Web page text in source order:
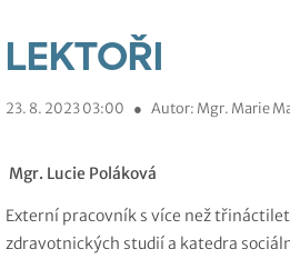
LEKTOŘI
23. 8. 2023 03:00 ● Autor: Mgr. Marie
Mgr. Lucie Poláková
Externí pracovník s více než
zdravotnických studií a katedra